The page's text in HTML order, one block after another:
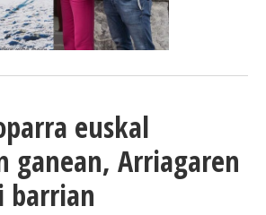
euskal
ganean, Arriagaren
barrian